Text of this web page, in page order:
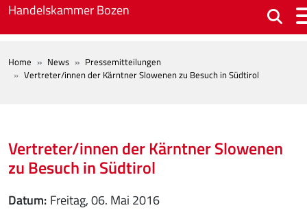
Skip to main content
Handelskammer Bozen
BREADCRUMB
Home News
Pressemitteilungen
Vertreter/innen der Kärntner Slowenen zu Besuch in Südtirol
Vertreter/innen der Kärntner Slowenen
zu Besuch in Südtirol
Datum Freitag, 06. Mai 2016